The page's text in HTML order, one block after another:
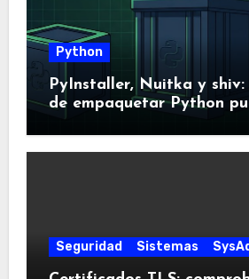
Python
PyInstaller, Nuitka y
de empaquetar Python
prueba
Seguridad Sistemas